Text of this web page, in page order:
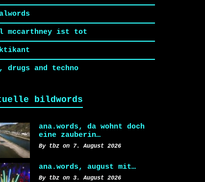
mccarthney ist tot
drugs and techno
bildwords
ana.words, da wohnt doch
eine zauberin…
By tbz on 7. August 2026
ana.words, august mit…
By tbz on 3. August 2026